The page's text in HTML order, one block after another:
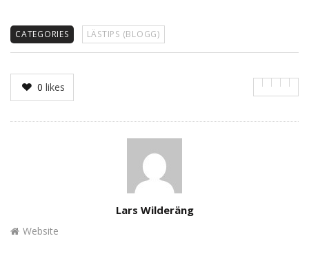
CATEGORIES LÄSTIPS (BLOGG)
0 likes
Lars Wilderäng
Website